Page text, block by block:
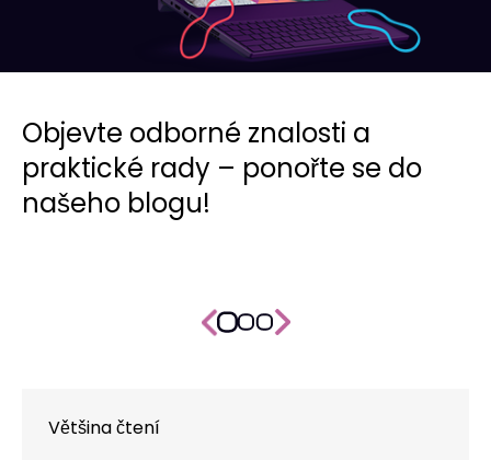
Objevte odborné znalosti a
praktické rady – ponořte se do
našeho blogu!
Většina čtení